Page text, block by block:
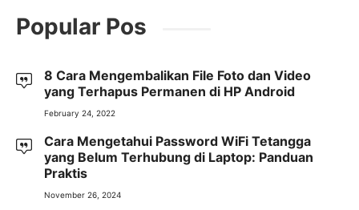
Popular Pos
8 Cara Mengembalikan File Foto dan Video
yang Terhapus Permanen di HP Android
February 24, 2022
Cara Mengetahui Password WiFi Tetangga
yang Belum Terhubung di Laptop: Panduan
Praktis
November 26, 2024